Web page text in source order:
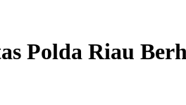
Polda Riau